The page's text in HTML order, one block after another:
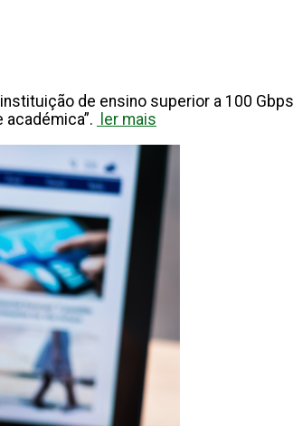
de ensino superior a 100 Gbps
ler mais